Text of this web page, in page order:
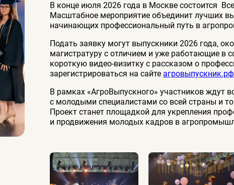
В конце июля 2026 года в Москве состоится
Масштабное мероприятие объединит лучших
начинающих профессиональный путь в
Подать заявку могут выпускники 2026 года,
магистратуру с отличием и уже работающие в
короткую видео-визитку с рассказом о
зарегистрироваться на сайте агровыпускник.рф
В рамках «АгроВыпускного» участников ждут
с молодыми специалистами со всей страны и
Проект станет площадкой для укрепления
и продвижения молодых кадров в